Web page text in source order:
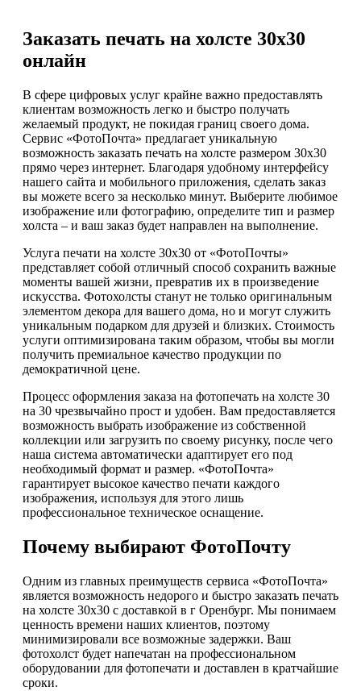
Заказать печать на холсте 30х30
онлайн
В сфере цифровых услуг крайне важно предоставлять
клиентам возможность легко и быстро получать
желаемый продукт, не покидая границ своего дома.
Сервис «ФотоПочта» предлагает уникальную
возможность заказать печать на холсте размером 30х30
прямо через интернет. Благодаря удобному интерфейсу
нашего сайта и мобильного приложения, сделать заказ
вы можете всего за несколько минут. Выберите любимое
изображение или фотографию, определите тип и размер
холста – и ваш заказ будет направлен на выполнение.
Услуга печати на холсте 30х30 от «ФотоПочты»
представляет собой отличный способ сохранить важные
моменты вашей жизни, превратив их в произведение
искусства. Фотохолсты станут не только оригинальным
элементом декора для вашего дома, но и могут служить
уникальным подарком для друзей и близких. Стоимость
услуги оптимизирована таким образом, чтобы вы могли
получить премиальное качество продукции по
демократичной цене.
Процесс оформления заказа на фотопечать на холсте 30
на 30 чрезвычайно прост и удобен. Вам предоставляется
возможность выбрать изображение из собственной
коллекции или загрузить по своему рисунку, после чего
наша система автоматически адаптирует его под
необходимый формат и размер. «ФотоПочта»
гарантирует высокое качество печати каждого
изображения, используя для этого лишь
профессиональное техническое оснащение.
Почему выбирают ФотоПочту
Одним из главных преимуществ сервиса «ФотоПочта»
является возможность недорого и быстро заказать печать
на холсте 30х30 с доставкой в г Оренбург. Мы понимаем
ценность времени наших клиентов, поэтому
минимизировали все возможные задержки. Ваш
фотохолст будет напечатан на профессиональном
оборудовании для фотопечати и доставлен в кратчайшие
сроки.